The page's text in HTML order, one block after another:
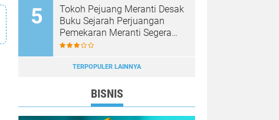
Tokoh Pejuang Meranti Desak
Buku Sejarah Perjuangan
Pemekaran Meranti Segera
Diterbitkan
TERPOPULER LAINNYA
BISNIS